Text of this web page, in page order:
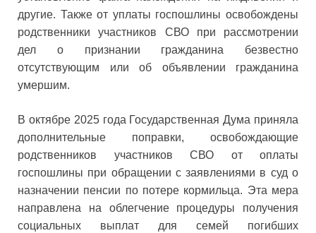
другие. Также от уплаты госпошлины освобождены
родственники участников СВО при рассмотрении
дел о признании гражданина безвестно
отсутствующим или об объявлении гражданина
умершим.
В октябре 2025 года Государственная Дума приняла
дополнительные поправки, освобождающие
родственников участников СВО от оплаты
госпошлины при обращении с заявлениями в суд о
назначении пенсии по потере кормильца. Эта мера
направлена на облегчение процедуры получения
социальных выплат для семей погибших